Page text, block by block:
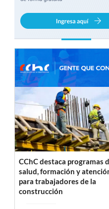
CChC destaca programas
salud, formación y
para trabajadores de la
construcción